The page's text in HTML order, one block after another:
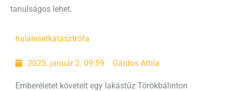
tanulságos lehet.
halálesetkatasztrófa
2025. január 2. 09:59 Gárdos Attila
Emberéletet követelt egy lakástűz Törökbálinton